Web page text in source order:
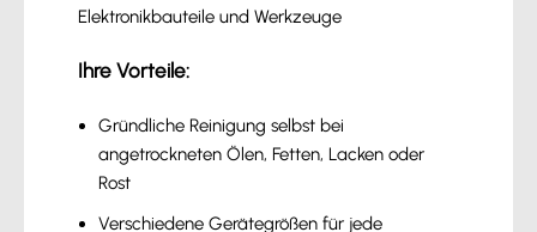
Elektronikbauteile und Werkzeuge
Ihre Vorteile:
Gründliche Reinigung selbst bei
angetrockneten Ölen, Fetten, Lacken oder
Rost
Verschiedene Gerätegrößen für jede